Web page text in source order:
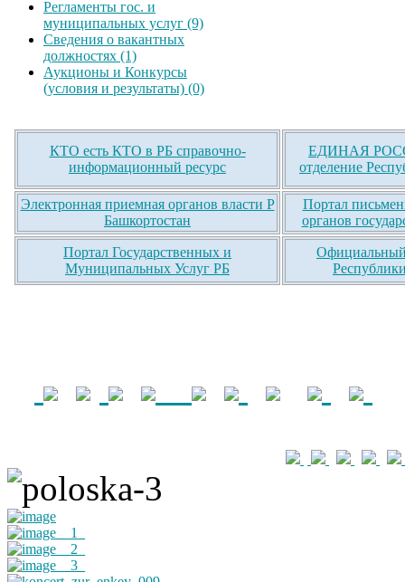
Регламенты гос. и
муниципальных услуг (9)
Сведения о вакантных
должностях (1)
Аукционы и Конкурсы
(условия и результаты) (0)
КТО есть КТО в РБ справочно-
информационный ресурс
ЕДИНАЯ
отделение
Электронная приемная органов власти Р
Башкортостан
Портал
органов
Портал Государственных и
Муниципальных Услуг РБ
Официальный